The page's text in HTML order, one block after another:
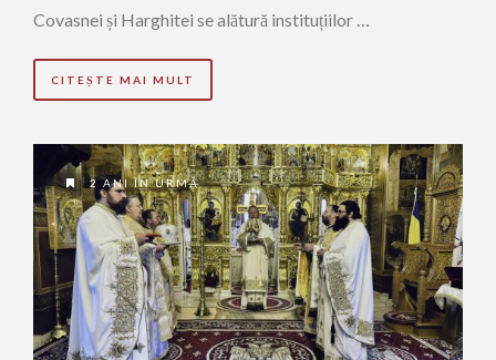
Covasnei și Harghitei se alătură instituțiilor …
CITEȘTE MAI MULT
2 ANI ÎN URMĂ